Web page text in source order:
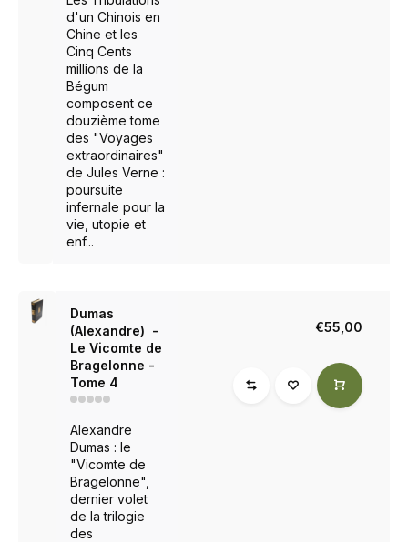
d'un Chinois en
Chine et les
Cinq Cents
millions de la
Bégum
composent ce
douzième tome
des "Voyages
extraordinaires"
de Jules Verne :
poursuite
infernale pour la
vie, utopie et
enf...
Dumas
(Alexandre) -
Le Vicomte de
Bragelonne -
Tome 4
Alexandre
Dumas : le
"Vicomte de
Bragelonne",
dernier volet
de la trilogie
des
€55,00